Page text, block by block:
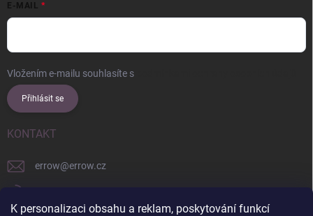
K personalizaci obsahu a reklam, poskytování funkcí
E-MAIL
Vložením e-mailu souhlasíte s
Přihlásit se
KONTAKT
errow@errow.cz